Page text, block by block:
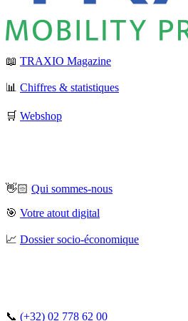
📖 TRAXIO Magazine
📊 Chiffres & statistiques
🛒 Webshop
👋🏻 Qui sommes-nous
🎯 Votre atout digital
📈 Dossier socio-économique
📞 (+32) 02 778 62 00